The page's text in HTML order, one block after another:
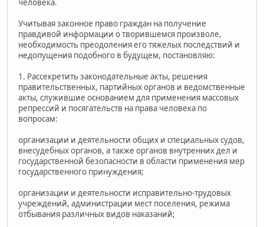
человека.
Учитывая законное право граждан на получение
правдивой информации о творившемся произволе,
необходимость преодоления его тяжелых последствий и
недопущения подобного в будущем, постановляю:
1. Рассекретить законодательные акты, решения
правительственных, партийных органов и ведомственные
акты, служившие основанием для применения массовых
репрессий и посягательств на права человека по
вопросам:
организации и деятельности общих и специальных судов,
внесудебных органов, а также органов внутренних дел и
государственной безопасности в области применения мер
государственного принуждения;
организации и деятельности исправительно-трудовых
учреждений, администрации мест поселения, режима
отбывания различных видов наказаний;